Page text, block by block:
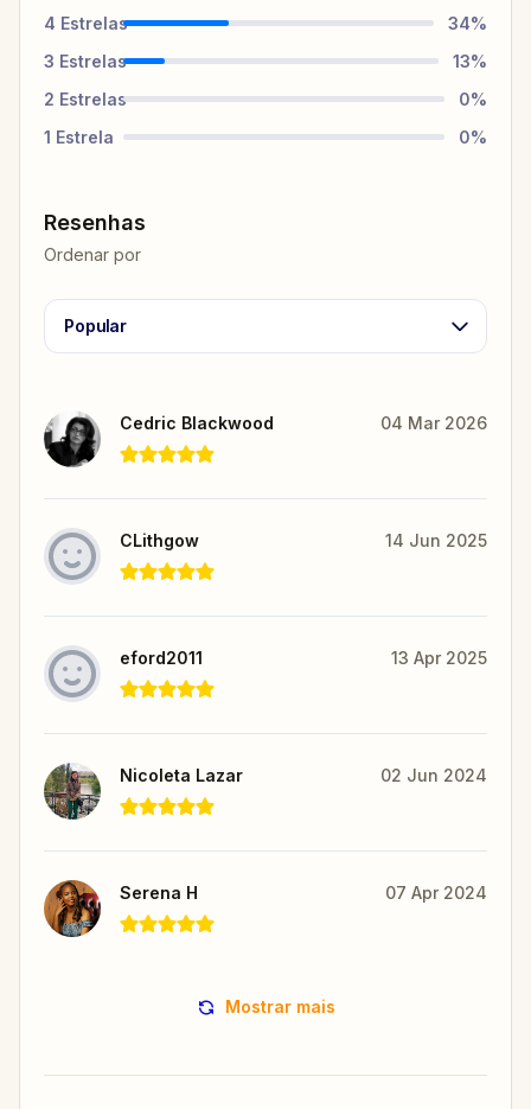
4 Estrelas 34%
3 Estrelas 13%
2 Estrelas 0%
1 Estrela 0%
Resenhas
Ordenar por
Popular
Cedric Blackwood 04 Mar 2026
CLithgow 14 Jun 2025
eford2011 13 Apr 2025
Nicoleta Lazar 02 Jun 2024
Serena H 07 Apr 2024
Mostrar mais